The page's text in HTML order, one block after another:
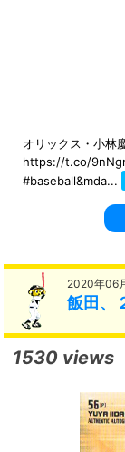
オリックス・小林
https://t.co/
#baseball&mda...
2020年06
飯田、
1530 views